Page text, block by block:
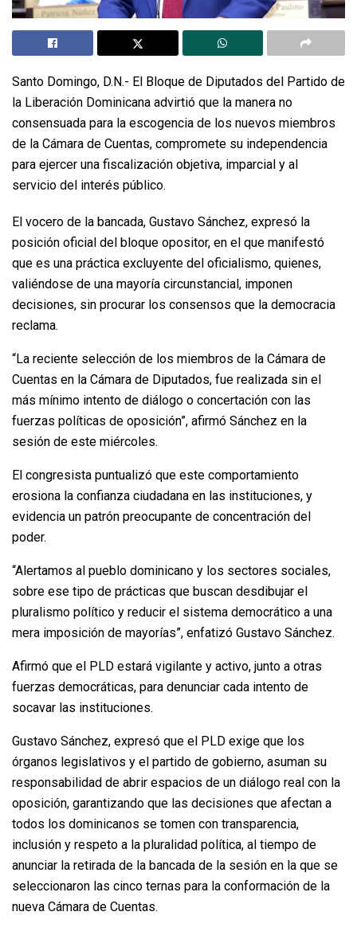
Santo Domingo, D.N.- El Bloque de Diputados del Partido de
la Liberación Dominicana advirtió que la manera no
consensuada para la escogencia de los nuevos miembros
de la Cámara de Cuentas, compromete su independencia
para ejercer una fiscalización objetiva, imparcial y al
servicio del interés público.
El vocero de la bancada, Gustavo Sánchez, expresó la
posición oficial del bloque opositor, en el que manifestó
que es una práctica excluyente del oficialismo, quienes,
valiéndose de una mayoría circunstancial, imponen
decisiones, sin procurar los consensos que la democracia
reclama.
“La reciente selección de los miembros de la Cámara de
Cuentas en la Cámara de Diputados, fue realizada sin el
más mínimo intento de diálogo o concertación con las
fuerzas políticas de oposición”, afirmó Sánchez en la
sesión de este miércoles.
El congresista puntualizó que este comportamiento
erosiona la confianza ciudadana en las instituciones, y
evidencia un patrón preocupante de concentración del
poder.
“Alertamos al pueblo dominicano y los sectores sociales,
sobre ese tipo de prácticas que buscan desdibujar el
pluralismo político y reducir el sistema democrático a una
mera imposición de mayorías”, enfatizó Gustavo Sánchez.
Afirmó que el PLD estará vigilante y activo, junto a otras
fuerzas democráticas, para denunciar cada intento de
socavar las instituciones.
Gustavo Sánchez, expresó que el PLD exige que los
órganos legislativos y el partido de gobierno, asuman su
responsabilidad de abrir espacios de un diálogo real con la
oposición, garantizando que las decisiones que afectan a
todos los dominicanos se tomen con transparencia,
inclusión y respeto a la pluralidad política, al tiempo de
anunciar la retirada de la bancada de la sesión en la que se
seleccionaron las cinco ternas para la conformación de la
nueva Cámara de Cuentas.